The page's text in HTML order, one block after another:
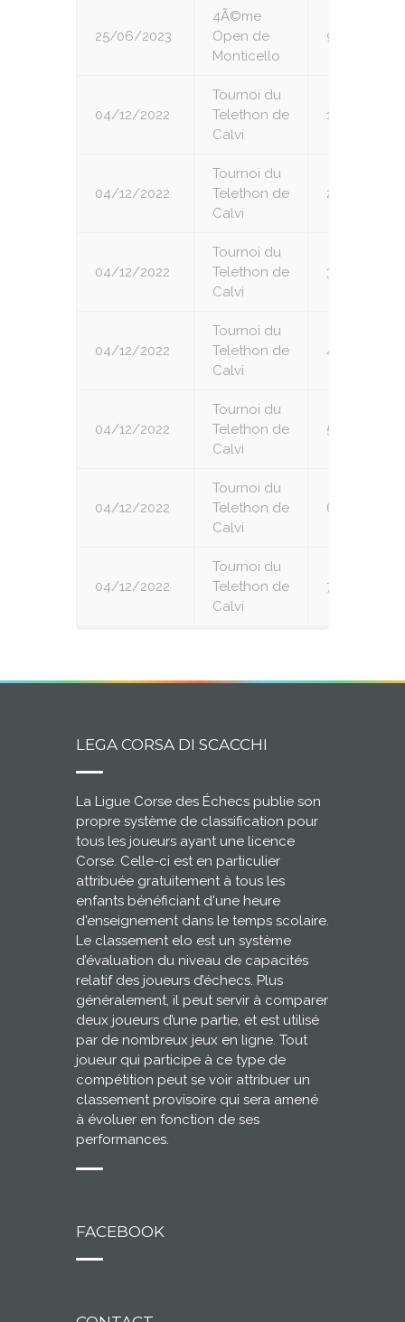
25/06/2023
4Ã©me
Open de
Monticello
9
04/12/2022
Tournoi du
Telethon de
Calvi
1
04/12/2022
Tournoi du
Telethon de
Calvi
2
04/12/2022
Tournoi du
Telethon de
Calvi
3
04/12/2022
Tournoi du
Telethon de
Calvi
4
04/12/2022
Tournoi du
Telethon de
Calvi
5
04/12/2022
Tournoi du
Telethon de
Calvi
6
04/12/2022
Tournoi du
Telethon de
Calvi
7
LEGA CORSA DI SCACCHI
La Ligue Corse des Échecs publie son
propre système de classification pour
tous les joueurs ayant une licence
Corse. Celle-ci est en particulier
attribuée gratuitement à tous les
enfants bénéficiant d'une heure
d'enseignement dans le temps scolaire.
Le classement elo est un système
d’évaluation du niveau de capacités
relatif des joueurs d’échecs. Plus
généralement, il peut servir à comparer
deux joueurs d’une partie, et est utilisé
par de nombreux jeux en ligne. Tout
joueur qui participe à ce type de
compétition peut se voir attribuer un
classement provisoire qui sera amené
à évoluer en fonction de ses
performances.
FACEBOOK